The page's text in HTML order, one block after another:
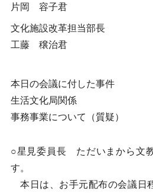
片岡 容子君
文化施設改革担当部長
工藤 穣治君
本日の会議に付した事件
生活文化局関係
事務事業について（質疑）
○星見委員長 ただいまから文
す。
本日は、お手元配布の会議日